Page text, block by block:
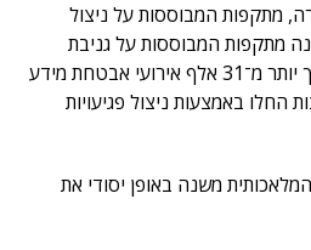
מתקפות המבוססות על ניצול
מתקפות המבוססות על גניבת
סיסמאות ואישורי גישה. מתוך יותר מ־31 אלף אירועי אבטחת מידע
הפריצות החלו באמצעות ניצול פגיעויות
המלאכותית משנה באופן יסודי את